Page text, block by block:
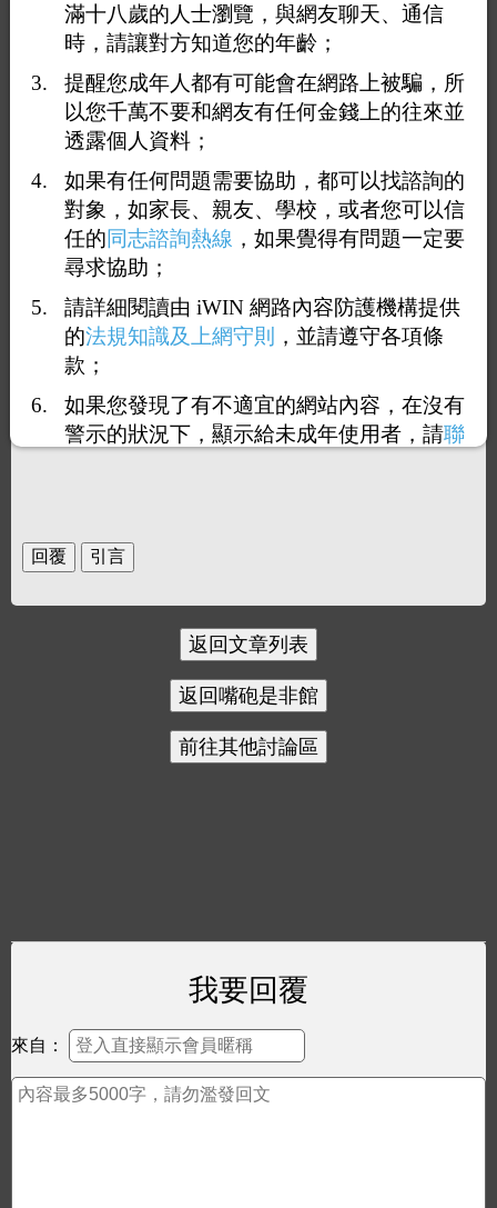
我要回覆
來自：
滿十八歲的人士瀏覽，與網友聊天、通信
時，請讓對方知道您的年齡；
提醒您成年人都有可能會在網路上被騙，所
以您千萬不要和網友有任何金錢上的往來並
透露個人資料；
如果有任何問題需要協助，都可以找諮詢的
對象，如家長、親友、學校，或者您可以信
任的同志諮詢熱線 ，如果覺得有問題一定要
尋求協助；
請詳細閱讀由 iWIN 網路內容防護機構提供
的法規知識及上網守則
，並請遵守各項條
款；
如果您發現了有不適宜的網站內容，在沒有
警示的狀況下，顯示給未成年使用者，請聯